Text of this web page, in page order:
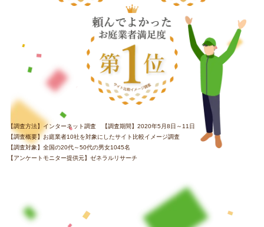
【調査方法】インターネット調査 【調査期間】2020年5月8日～11日
【調査概要】お庭業者10社を対象にしたサイト比較イメージ調査
【調査対象】全国の20代～50代の男女1045名
【アンケートモニター提供元】ゼネラルリサーチ